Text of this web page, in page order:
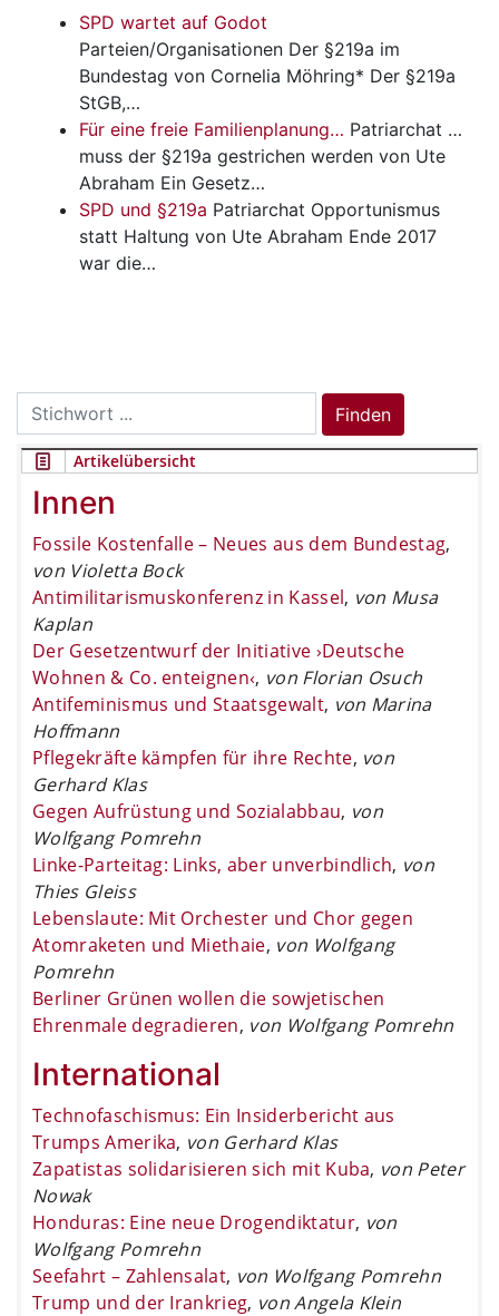
SPD wartet auf Godot
Parteien/Organisationen Der §219a im
Bundestag von Cornelia Möhring* Der §219a
StGB,…
Für eine freie Familienplanung… Patriarchat …
muss der §219a gestrichen werden von Ute
Abraham Ein Gesetz…
SPD und §219a Patriarchat Opportunismus
statt Haltung von Ute Abraham Ende 2017
war die…
Search
for:
Finden
Artikelübersicht
Innen
Fossile Kostenfalle – Neues aus dem Bundestag,
von Violetta Bock
Antimilitarismuskonferenz in Kassel, von Musa
Kaplan
Der Gesetzentwurf der Initiative ›Deutsche
Wohnen & Co. enteignen‹, von Florian Osuch
Antifeminismus und Staatsgewalt, von Marina
Hoffmann
Pflegekräfte kämpfen für ihre Rechte, von
Gerhard Klas
Gegen Aufrüstung und Sozialabbau, von
Wolfgang Pomrehn
Linke-Parteitag: Links, aber unverbindlich, von
Thies Gleiss
Lebenslaute: Mit Orchester und Chor gegen
Atomraketen und Miethaie, von Wolfgang
Pomrehn
Berliner Grünen wollen die sowjetischen
Ehrenmale degradieren, von Wolfgang Pomrehn
International
Technofaschismus: Ein Insiderbericht aus
Trumps Amerika, von Gerhard Klas
Zapatistas solidarisieren sich mit Kuba, von Peter
Nowak
Honduras: Eine neue Drogendiktatur, von
Wolfgang Pomrehn
Seefahrt – Zahlensalat, von Wolfgang Pomrehn
Trump und der Irankrieg, von Angela Klein